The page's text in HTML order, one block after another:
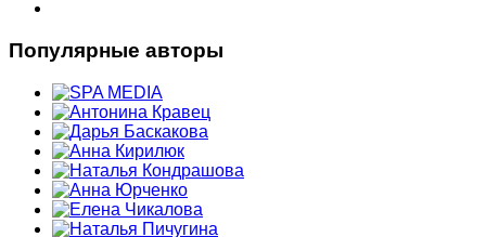
Популярные авторы